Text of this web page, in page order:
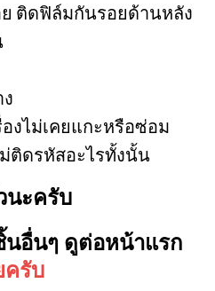
ติดฟิล์มกันรอยด้านหลัง
งไม่เคยแกะหรือซ่อม
ติดรหัสอะไรทั้งนั้น
ะครับ
นอื่นๆ ดูต่อหน้าแรก
รับ